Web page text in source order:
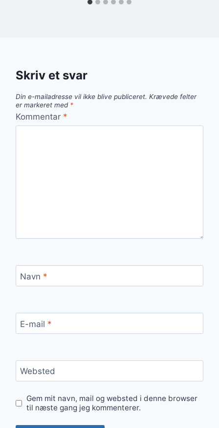
Skriv et svar
Din e-mailadresse vil ikke blive publiceret. Krævede felter
er markeret med *
Kommentar *
Navn *
E-mail *
Websted
Gem mit navn, mail og websted i denne browser
til næste gang jeg kommenterer.